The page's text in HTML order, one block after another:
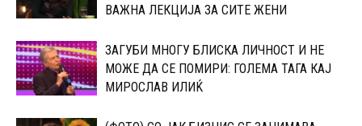
ВАЖНА ЛЕКЦИЈА ЗА СИТЕ ЖЕНИ
ЗАГУБИ МНОГУ БЛИСКА ЛИЧНОСТ И НЕ
МОЖЕ ДА СЕ ПОМИРИ: ГОЛЕМА ТАГА КАЈ
МИРОСЛАВ ИЛИЌ